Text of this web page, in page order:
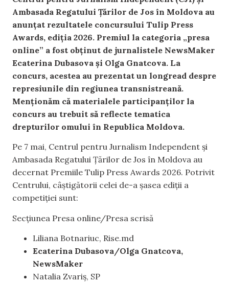
Ambasada Regatului Țărilor de Jos în Moldova au
anunțat rezultatele concursului Tulip Press
Awards, ediția 2026. Premiul la categoria „presa
online” a fost obținut de jurnalistele NewsMaker
Ecaterina Dubasova și Olga Gnatcova. La
concurs, acestea au prezentat un longread despre
represiunile din regiunea transnistreană.
Menționăm că materialele participanților la
concurs au trebuit să reflecte tematica
drepturilor omului în Republica Moldova.
Pe 7 mai, Centrul pentru Jurnalism Independent și
Ambasada Regatului Țărilor de Jos în Moldova au
decernat Premiile Tulip Press Awards 2026. Potrivit
Centrului, câștigătorii celei de-a șasea ediții a
competiției sunt:
Secțiunea Presa online/Presa scrisă
Liliana Botnariuc, Rise.md
Ecaterina Dubasova/Olga Gnatcova,
NewsMaker
Natalia Zvariș, SP